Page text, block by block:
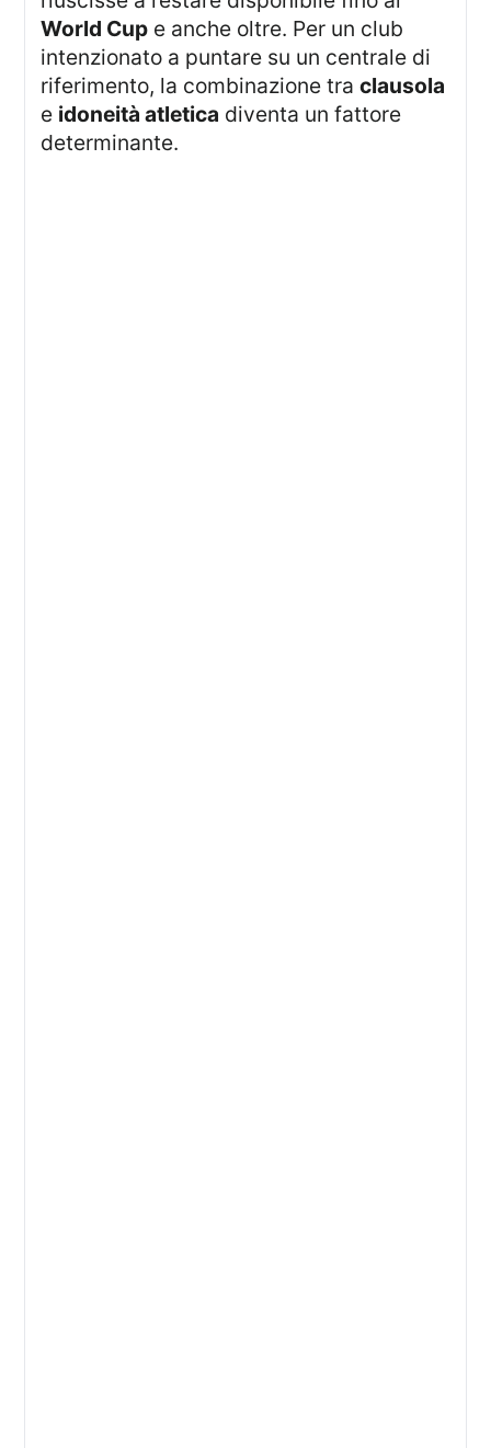
World Cup e anche oltre. Per un club
intenzionato a puntare su un centrale di
riferimento, la combinazione traclausola
e idoneità atletica diventa un fattore
determinante.